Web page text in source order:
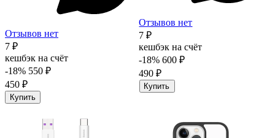
Отзывов нет
7 ₽
кешбэк на счёт
-18% 550 ₽
450 ₽
Купить
Отзывов нет
7 ₽
кешбэк на счёт
-18% 600 ₽
490 ₽
Купить